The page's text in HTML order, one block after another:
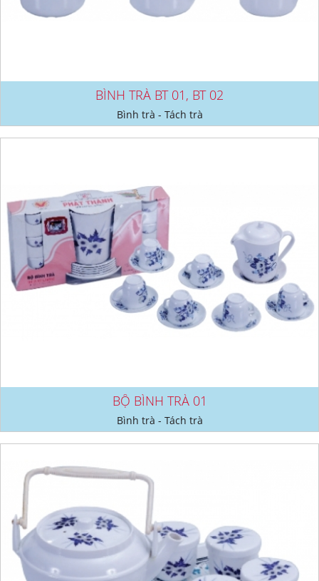
BÌNH TRÀ BT 01, BT 02
Bình trà - Tách trà
BỘ BÌNH TRÀ 01
Bình trà - Tách trà